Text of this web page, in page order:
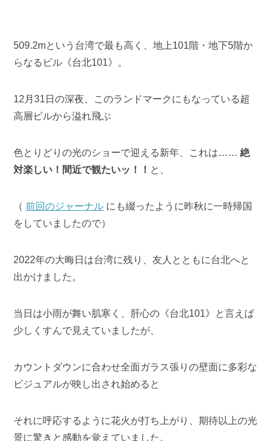
509.2mという 台湾で最も高く、地上101階・地下5階か
らなるビル《台北101》。
12月31日の深夜、このランドマークにもなっている超
高層ビルから溢れ飛ぶ
色とりどりの光のショーで迎える新年、これは……絶
対楽しい！間近で観たいッ！！ と、
（前回のジャーナル にも綴ったように昨秋に一時帰国
をしていましたので）
2022年の大晦日は台湾に残り、友人とともに台北へと
出かけました。
当日は小雨が舞い肌寒く、肝心の《台北101》と言えば
少しくすんで見えていましたが、
カウントダウンに合わせ全面ガラス張りの壁面に多彩な
ビジュアルが映し出され始めると
それに呼応するように花火が打ち上がり、期待以上の光
景に驚きと感動を覚えていました。